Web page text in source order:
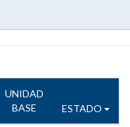
UNIDAD
BASE
ESTADO